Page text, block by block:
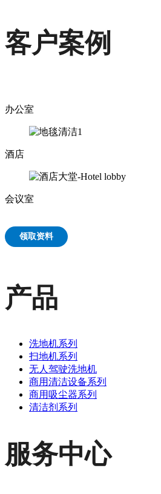
客户案例
办公室
酒店
会议室
领取资料
产品
洗地机系列
扫地机系列
无人驾驶洗地机
商用清洁设备系列
商用吸尘器系列
清洁剂系列
服务中心